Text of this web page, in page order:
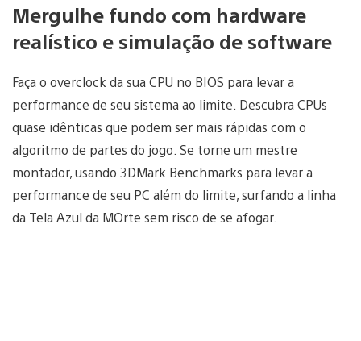
Mergulhe fundo com hardware
realístico e simulação de software
Faça o overclock da sua CPU no BIOS para levar a
performance de seu sistema ao limite. Descubra CPUs
quase idênticas que podem ser mais rápidas com o
algoritmo de partes do jogo. Se torne um mestre
montador, usando 3DMark Benchmarks para levar a
performance de seu PC além do limite, surfando a linha
da Tela Azul da MOrte sem risco de se afogar.